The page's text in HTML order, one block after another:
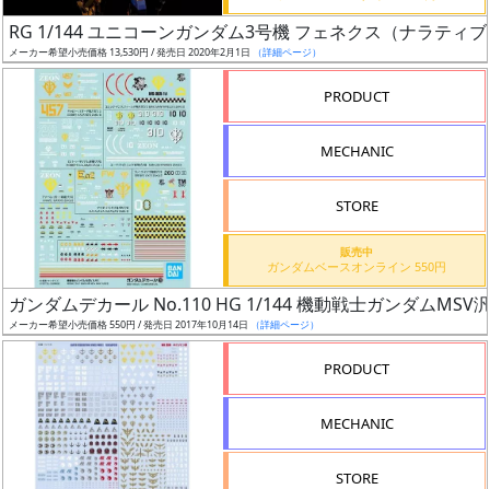
日
発
売
Web
プッ
シュ
通知
対象
ギ
ャ
ラ
RG 1/144 ユニコーンガンダム3号機 フェネクス（ナラティブ
メーカー希望小売価格 13,530円 / 発売日 2020年2月1日 （詳細ページ）
PRODUCT
MECHANIC
STORE
販売中
ガンダムベースオンライン 550円
ガンダムデカール No.110 HG 1/144 機動戦士ガンダムMSV
メーカー希望小売価格 550円 / 発売日 2017年10月14日 （詳細ページ）
PRODUCT
MECHANIC
STORE